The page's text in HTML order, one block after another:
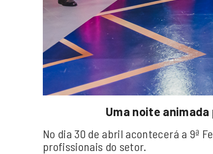
Uma noite
No dia 30 de abril acontecerá a 9ª
profissionais do setor.